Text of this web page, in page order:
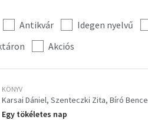
Antikvár Idegen nyelvű
Akciós
KÖNYV
Karsai Dániel Szenteczki Zita Bíró Bence
Egy tökéletes nap